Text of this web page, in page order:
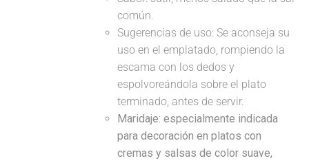
común.
Sugerencias de uso: Se aconseja su
uso en el emplatado, rompiendo la
escama con los dedos y
espolvoreándola sobre el plato
terminado, antes de servir.
Maridaje: especialmente indicada
para decoración en platos con
cremas y salsas de color suave,